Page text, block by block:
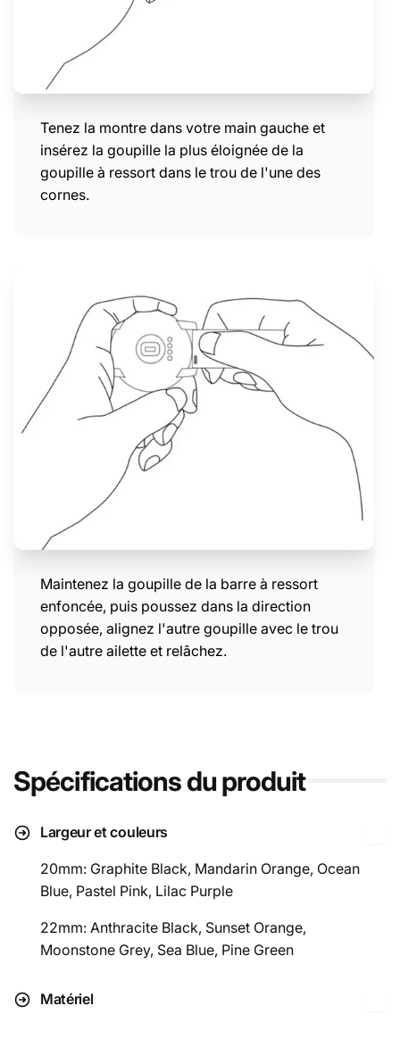
Tenez la montre dans votre main gauche et
insérez la goupille la plus éloignée de la
goupille à ressort dans le trou de l'une des
cornes.
Maintenez la goupille de la barre à ressort
enfoncée, puis poussez dans la direction
opposée, alignez l'autre goupille avec le trou
de l'autre ailette et relâchez.
Spécifications du produit
Largeur et couleurs
20mm: Graphite Black, Mandarin Orange, Ocean
Blue, Pastel Pink, Lilac Purple
22mm: Anthracite Black, Sunset Orange,
Moonstone Grey, Sea Blue, Pine Green
Matériel